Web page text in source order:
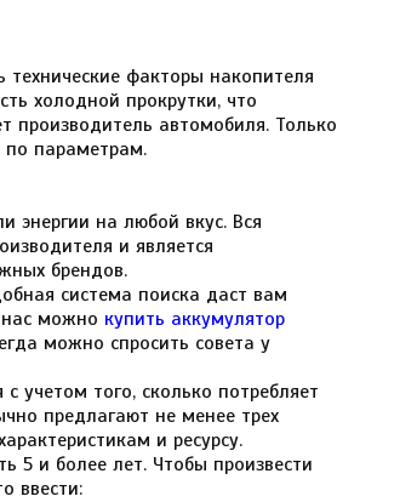
факторы накопителя
холодной прокрутки, что
производитель автомобиля. Только
по параметрам.
энергии на любой вкус. Вся
и является
брендов.
система поиска даст вам
нас можно купить аккумулятор
можно спросить совета у
учетом того, сколько потребляет
предлагают не менее трех
и ресурсу.
5 и более лет. Чтобы произвести
ввести: